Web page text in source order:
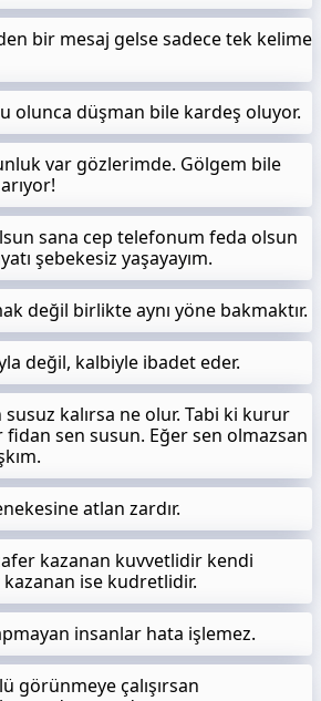
bir mesaj gelse sadece tek kelime
olunca düşman bile kardeş oluyor.
var gözlerimde. Gölgem bile
sana cep telefonum feda olsun
şebekesiz yaşayayım.
değil birlikte aynı yöne bakmaktır.
değil, kalbiyle ibadet eder.
kalırsa ne olur. Tabi ki kurur
sen susun. Eğer sen olmazsan
atlan zardır.
kazanan kuvvetlidir kendi
ise kudretlidir.
insanlar hata işlemez.
görünmeye çalışırsan